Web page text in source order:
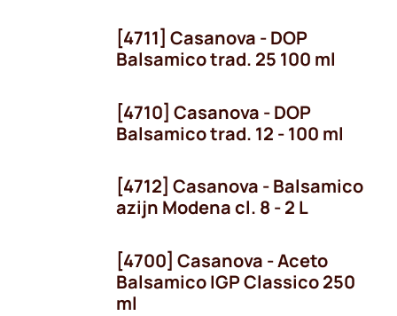
[4711] Casanova - DOP
Balsamico trad. 25 100 ml
[4710] Casanova - DOP
Balsamico trad. 12 - 100 ml
[4712] Casanova - Balsamico
azijn Modena cl. 8 - 2 L
[4700] Casanova - Aceto
Balsamico IGP Classico 250
ml